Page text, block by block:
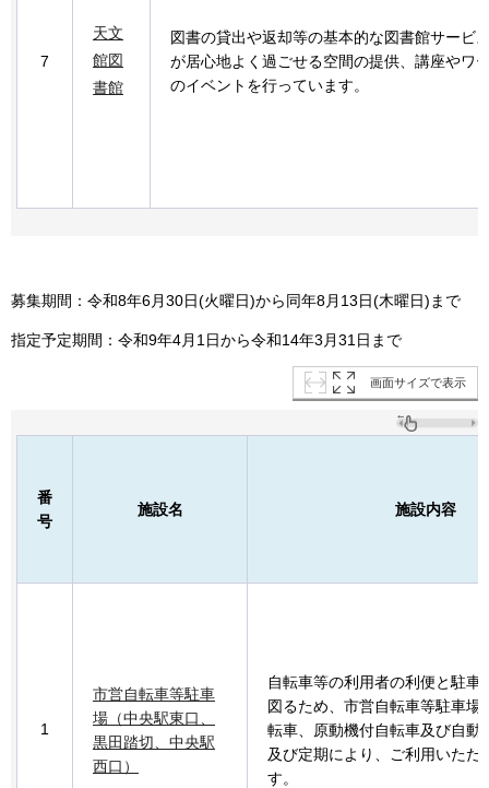
7
天文
館図
書館
図書の貸出や返却等の基本的な図書館サービ
が居心地よく過ごせる空間の提供、講座やワ
のイベントを行っています。
募集期間：令和8年6月30日(火曜日)から同年8月13日(木曜日)まで
指定予定期間：令和9年4月1日から令和14年3月31日まで
画面サイズで表示
番
号
施設名 施設内容
1
市営自転車等駐車
場（中央駅東口、
黒田踏切、中央駅
西口）
自転車等の利用者の利便と駐車
図るため、市営自転車等駐車場
転車、原動機付自転車及び自動
及び定期により、ご利用いただ
す。